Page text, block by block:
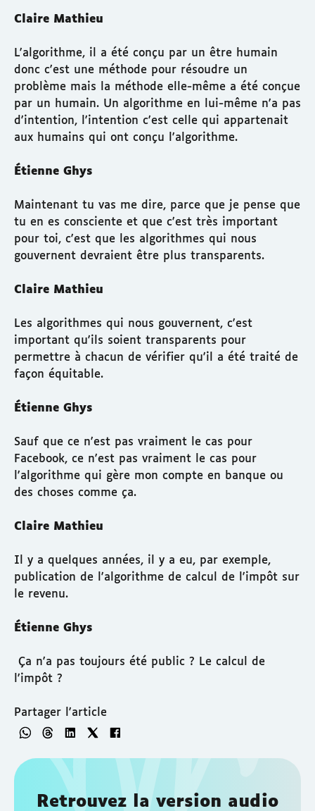
Claire Mathieu
L'algorithme, il a été conçu par un être humain
donc c'est une méthode pour résoudre un
problème mais la méthode elle-même a été conçue
par un humain. Un algorithme en lui-même n'a pas
d'intention, l'intention c'est celle qui appartenait
aux humains qui ont conçu l'algorithme.
Étienne Ghys
Maintenant tu vas me dire, parce que je pense que
tu en es consciente et que c'est très important
pour toi, c'est que les algorithmes qui nous
gouvernent devraient être plus transparents.
Claire Mathieu
Les algorithmes qui nous gouvernent, c'est
important qu'ils soient transparents pour
permettre à chacun de vérifier qu'il a été traité de
façon équitable.
Étienne Ghys
Sauf que ce n'est pas vraiment le cas pour
Facebook, ce n'est pas vraiment le cas pour
l'algorithme qui gère mon compte en banque ou
des choses comme ça.
Claire Mathieu
Il y a quelques années, il y a eu, par exemple,
publication de l'algorithme de calcul de l'impôt sur
le revenu.
Étienne Ghys
Ça n'a pas toujours été public ? Le calcul de
l'impôt ?
Partager l'article
Retrouvez la version audio